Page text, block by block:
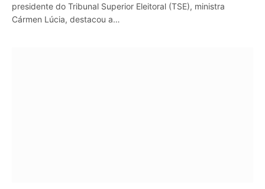
presidente do Tribunal Superior Eleitoral (TSE), ministra
Cármen Lúcia, destacou a…